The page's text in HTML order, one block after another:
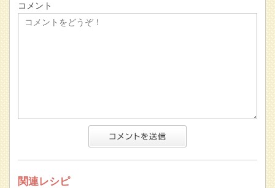
コメント
関連レシピ